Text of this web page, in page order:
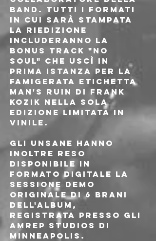
band. Tutti i formati
in cui sarà stampata
la riedizione
includeranno la
bonus track "No
Soul" che uscì in
prima istanza per la
famigerata etichetta
Man's Ruin di Frank
Kozik nella sola
edizione limitata in
vinile.
Gli Unsane hanno
inoltre reso
disponibile in
formato digitale la
sessione demo
originale di 6 brani
dell'album,
registrata presso gli
AmRep Studios di
Minneapolis.